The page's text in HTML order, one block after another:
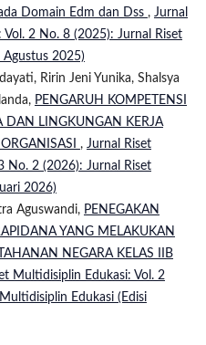
Domain Edm dan Dss , Jurnal
2 No. 8 (2025): Jurnal Riset
Agustus 2025)
Ririn Jeni Yunika, Shalsya
PENGARUH KOMPETENSI
DAN LINGKUNGAN KERJA
, Jurnal Riset
No. 2 (2026): Jurnal Riset
2026)
Aguswandi, PENEGAKAN
YANG MELAKUKAN
NEGARA KELAS IIB
Multidisiplin Edukasi: Vol. 2
Edukasi (Edisi